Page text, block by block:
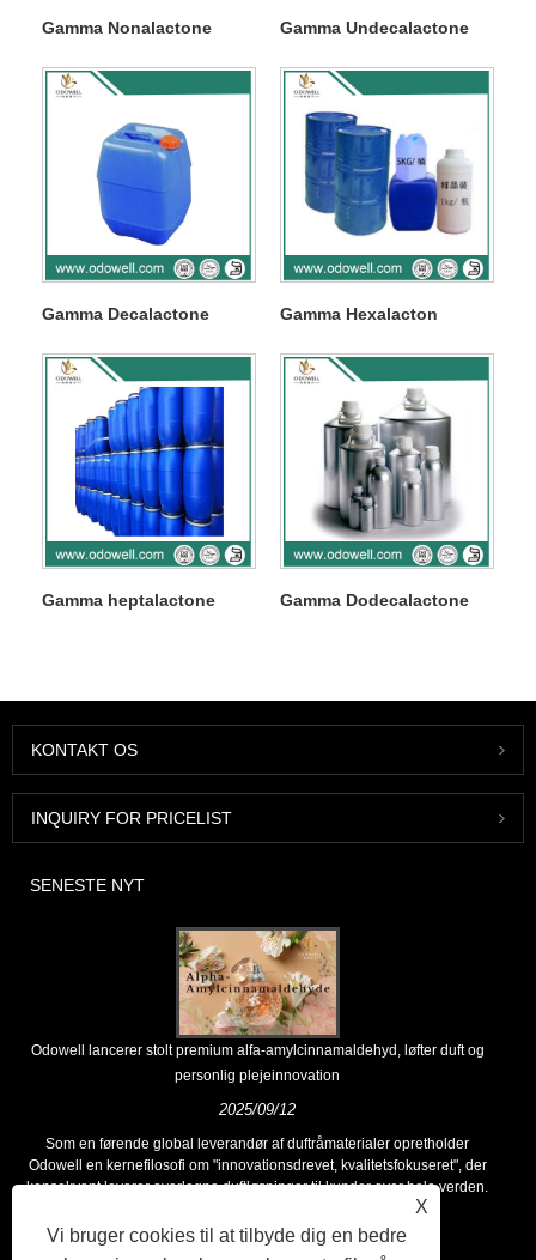
Gamma Nonalactone Gamma Undecalactone
Gamma Decalactone Gamma Hexalacton
Gamma heptalactone Gamma Dodecalactone
KONTAKT OS
INQUIRY FOR PRICELIST
SENESTE NYT
Odowell lancerer stolt premium alfa-amylcinnamaldehyd, løfter duft og
personlig plejeinnovation
2025/09/12
Som en førende global leverandør af duftråmaterialer opretholder
Odowell en kernefilosofi om "innovationsdrevet, kvalitetsfokuseret", der
konsekvent leverer overlegne duftløsninger til kunder over hele verden.
X
Vi bruger cookies til at tilbyde dig en bedre